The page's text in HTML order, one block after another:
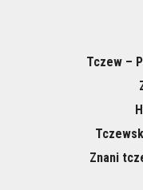
Tczew –
Znani